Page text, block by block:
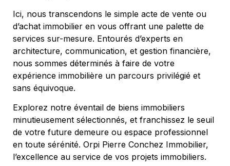
Ici, nous transcendons le simple acte de vente ou
d’achat immobilier en vous offrant une palette de
services sur-mesure. Entourés d’experts en
architecture, communication, et gestion financière,
nous sommes déterminés à faire de votre
expérience immobilière un parcours privilégié et
sans équivoque.
Explorez notre éventail de biens immobiliers
minutieusement sélectionnés, et franchissez le seuil
de votre future demeure ou espace professionnel
en toute sérénité. Orpi Pierre Conchez Immobilier,
l’excellence au service de vos projets immobiliers.